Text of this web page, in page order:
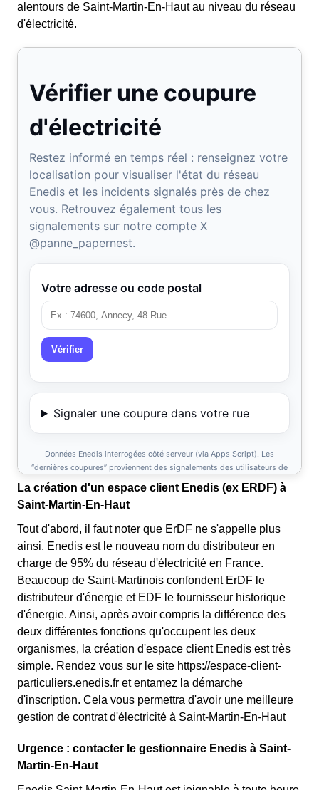
alentours de Saint-Martin-En-Haut au niveau du réseau
d'électricité.
La création d'un espace client Enedis (ex ERDF) à
Saint-Martin-En-Haut
Tout d'abord, il faut noter que ErDF ne s'appelle plus
ainsi. Enedis est le nouveau nom du distributeur en
charge de 95% du réseau d'électricité en France.
Beaucoup de Saint-Martinois confondent ErDF le
distributeur d'énergie et EDF le fournisseur historique
d'énergie. Ainsi, après avoir compris la différence des
deux différentes fonctions qu'occupent les deux
organismes, la création d'espace client Enedis est très
simple. Rendez vous sur le site https://espace-client-
particuliers.enedis.fr et entamez la démarche
d'inscription. Cela vous permettra d'avoir une meilleure
gestion de contrat d'électricité à Saint-Martin-En-Haut
Urgence : contacter le gestionnaire Enedis à Saint-
Martin-En-Haut